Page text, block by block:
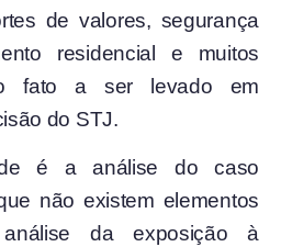
de valores, segurança
residencial e muitos
fato a ser levado em
do STJ.
é a análise do caso
não existem elementos
da exposição à